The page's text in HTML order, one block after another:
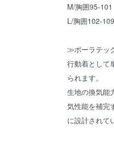
M/胸囲95-
L/胸囲102-
≫ポーラテッ
行動着として
られます。
生地の換気能
気性能を補完
に設計されて